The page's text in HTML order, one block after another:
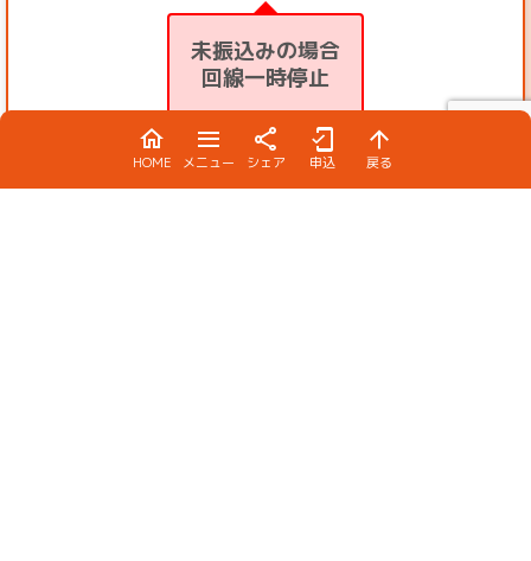
未振込みの場合
回線一時停止
翌月10日17時迄
HOME メニュー シェア 申込 戻る